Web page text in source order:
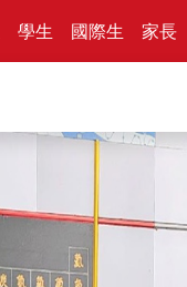
學生 國際生 家長